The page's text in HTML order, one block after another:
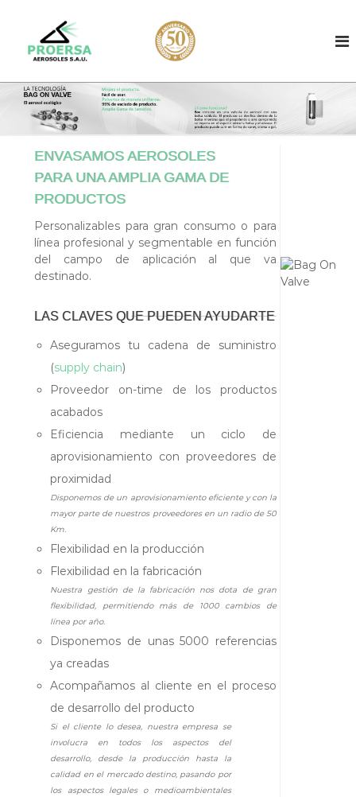
a
s
a
d
d
e
r
o
e
–
r
e
s
a
o
o
s
A
U
i
a
n
t
e
r
o
o
s
d
s
1
9
ENVASAMOS AEROSOLES
PARA UNA AMPLIA GAMA DE
PRODUCTOS
Personalizables para gran consumo o para
línea profesional y segmentable en función
del campo de aplicación al que va
destinado.
LAS CLAVES QUE PUEDEN AYUDARTE
Aseguramos tu cadena de suministro
(supply chain)
Proveedor on-time de los productos
acabados
Eficiencia mediante un ciclo de
aprovisionamiento con proveedores de
proximidad
Disponemos de un aprovisionamiento eficiente y con la
mayor parte de nuestros proveedores en un radio de 50
Km.
Flexibilidad en la producción
Flexibilidad en la fabricación
Nuestra gestión de la fabricación nos dota de gran
flexibilidad, permitiendo más de 1000 cambios de
línea por año.
Disponemos de unas 5000 referencias
ya creadas
Acompañamos al cliente en el proceso
de desarrollo del producto
Si el cliente lo desea, nuestra empresa se
involucra en todos los aspectos del
desarrollo, desde la producción hasta la
calidad en el mercado destino, pasando por
los aspectos legales o medioambientales